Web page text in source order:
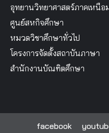
อุทยานวิทยาศาสตร์ภาคเหนือ
ศูนย์สหกิจศึกษา
หมวดวิชาศึกษาทั่วไป
โครงการจัดตั้งสถาบันภาษา
สำนักงานบัณฑิตศึกษา
facebook